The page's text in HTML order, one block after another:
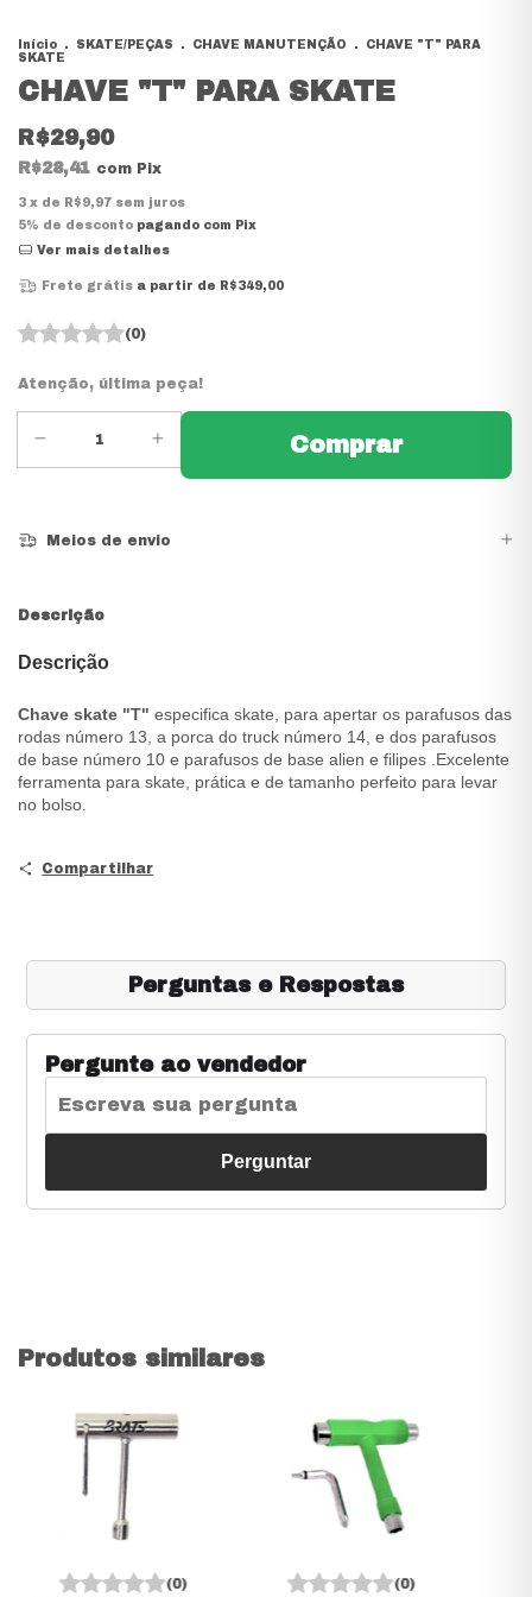
Início . SKATE/PEÇAS . CHAVE MANUTENÇÃO .
CHAVE "T" PARA
SKATE
CHAVE "T" PARA SKATE
R$29,90
R$28,41 com Pix
3 x de R$9,97 sem juros
5% de desconto pagando com Pix
Ver mais detalhes
Frete grátis a partir de R$349,00
(0)
Atenção, última peça!
Meios de envio
Descrição
Descrição
Chave skate "T" especifica skate, para apertar os parafusos das
rodas número 13, a porca do truck número 14, e dos parafusos
de base número 10 e parafusos de base alien e filipes .Excelente
ferramenta para skate, prática e de tamanho perfeito para levar
no bolso.
Compartilhar
Perguntas e Respostas
Pergunte ao vendedor
Perguntar
Produtos similares
(0) (0)